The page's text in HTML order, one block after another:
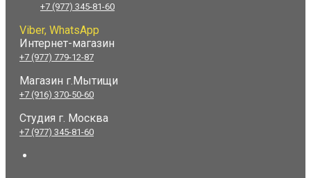
+7 (977) 345-81-60
Viber, WhatsApp
Интернет-магазин
+7 (977) 779-12-87
Магазин г.Мытищи
+7 (916) 370-50-60
Студия г. Москва
+7 (977) 345-81-60